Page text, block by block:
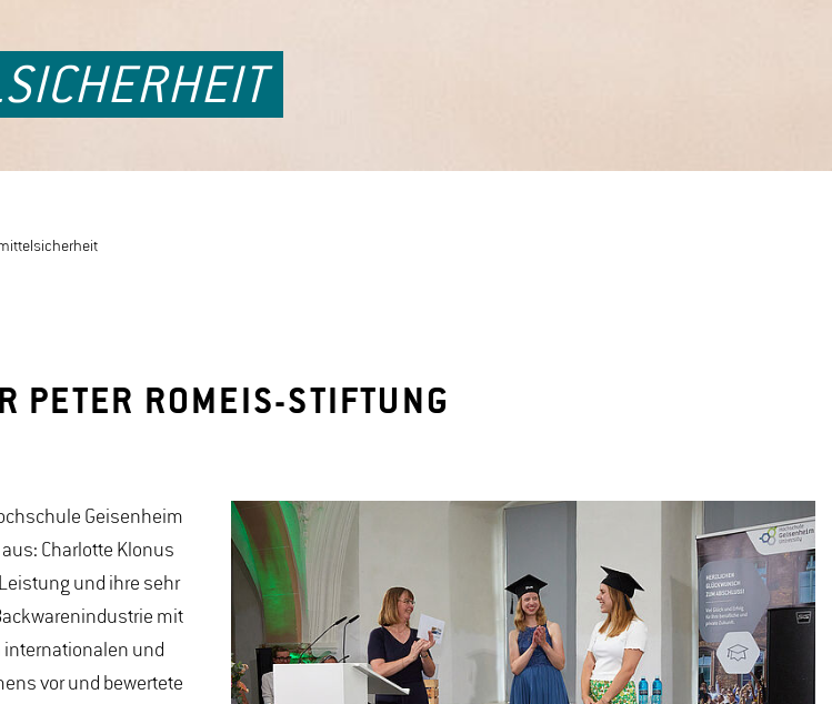
PETER ROMEIS-STIFTUNG
Geisenheim
aus: Charlotte Klonus
und ihre sehr
mit
internationalen und
vor und bewertete